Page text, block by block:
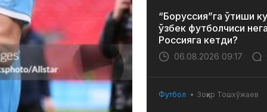
“Боруссия”га ўтиши
ўзбек футболчиси
Россияга кетди?
06.08.2026 09:17
Футбол Зоҳир Тошхўжаев